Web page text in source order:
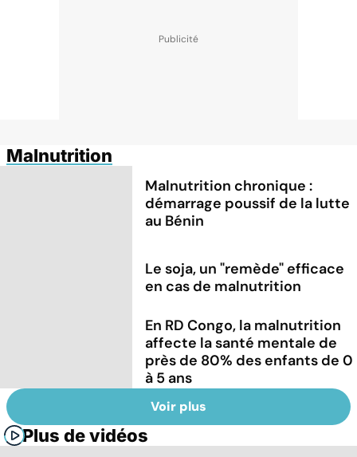
Malnutrition
Malnutrition chronique :
démarrage poussif de la lutte
au Bénin
Le soja, un "remède" efficace
en cas de malnutrition
En RD Congo, la malnutrition
affecte la santé mentale de
près de 80% des enfants de 0
à 5 ans
Voir plus
Plus de vidéos